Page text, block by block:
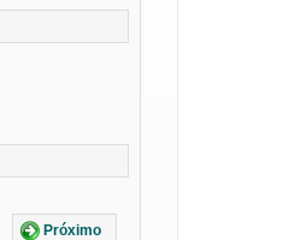
Próximo